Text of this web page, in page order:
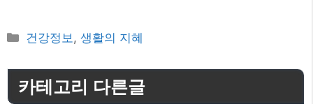
카
고
리
건강정보,생활의 지혜
카테고리 다른글